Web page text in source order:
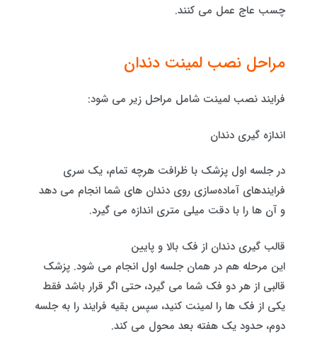
چسب عاج عمل می کنند.
مراحل نصب لمینت دندان
فرایند نصب لمینت شامل مراحل زیر می شود:
اندازه گیری دندان
در جلسه اول پزشک با ظرافت هرچه تمام، یک سری
فرایندهای آماده‌سازی روی دندان های شما انجام می دهد
و آن ها را با دقت میلی‌ متری اندازه می گیرد.
قالب گیری دندان از فک بالا و پایین
این مرحله هم در همان جلسه اول انجام می شود. پزشک
قالبی از هر دو فک شما می گیرد، حتی اگر قرار باشد فقط
یکی از فک ها را لمینت کنید، سپس بقیه فرایند را به جلسه
دوم، حدود یک هفته بعد محول می کند.